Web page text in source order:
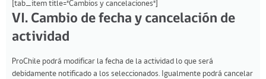
[tab_item title="Cambios y cancelaciones"]
VI. Cambio de fecha y cancelación de
actividad
ProChile podrá modificar la fecha de la actividad lo que será
debidamente notificado a los seleccionados. Igualmente podrá cancelar